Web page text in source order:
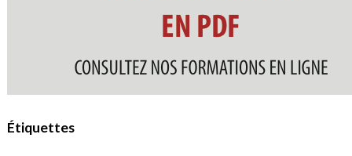
Étiquettes